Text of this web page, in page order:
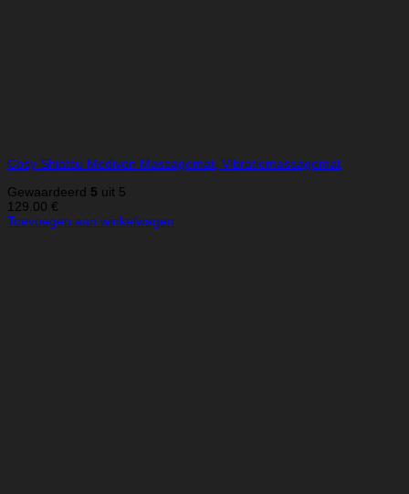
Cosy Shiatsu Medivon Massagemat, Vibratiemassagemat
Gewaardeerd 5 uit 5
129.00 €
Toevoegen aan winkelwagen